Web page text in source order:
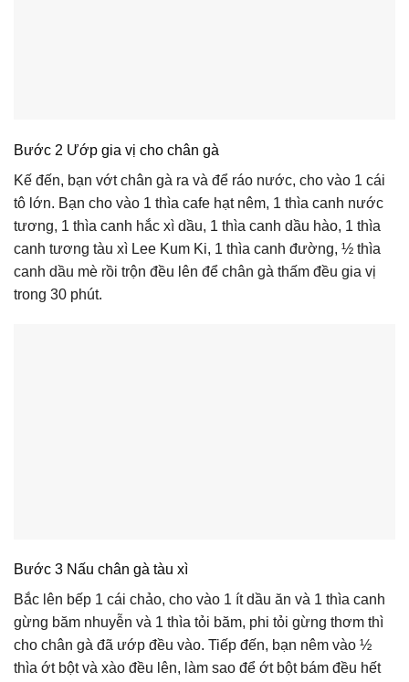
Bước 2 Ướp gia vị cho chân gà
Kế đến, bạn vớt chân gà ra và để ráo nước, cho vào 1 cái
tô lớn. Bạn cho vào 1 thìa cafe hạt nêm, 1 thìa canh nước
tương, 1 thìa canh hắc xì dầu, 1 thìa canh dầu hào, 1 thìa
canh tương tàu xì Lee Kum Ki, 1 thìa canh đường, ½ thìa
canh dầu mè rồi trộn đều lên để chân gà thấm đều gia vị
trong 30 phút.
Bước 3 Nấu chân gà tàu xì
Bắc lên bếp 1 cái chảo, cho vào 1 ít dầu ăn và 1 thìa canh
gừng băm nhuyễn và 1 thìa tỏi băm, phi tỏi gừng thơm thì
cho chân gà đã ướp đều vào. Tiếp đến, bạn nêm vào ½
thìa ớt bột và xào đều lên, làm sao để ớt bột bám đều hết